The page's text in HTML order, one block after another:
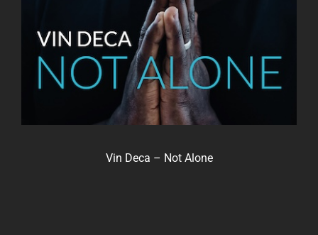
Vin Deca – Not Alone